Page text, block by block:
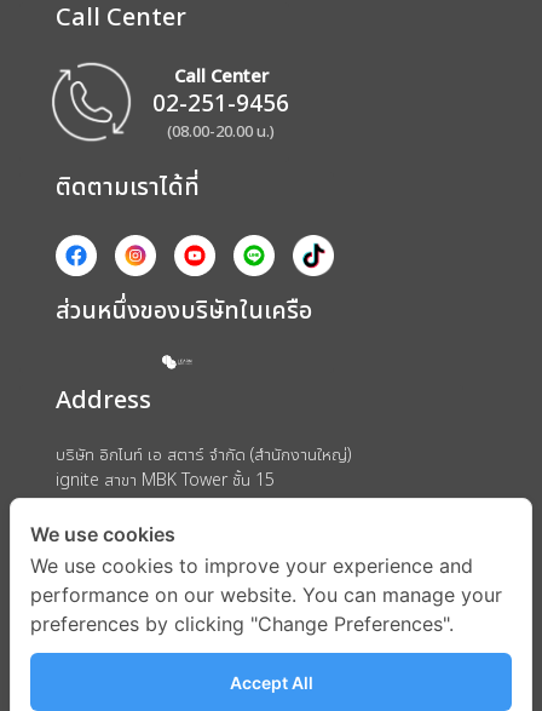
Call Center
Call Center
02-251-9456
(08.00-20.00 น.)
ติดตามเราได้ที่
ส่วนหนึ่งของบริษัทในเครือ
Address
บริษัท อิกไนท์ เอ สตาร์ จำกัด (สำนักงานใหญ่)
ignite สาขา MBK Tower ชั้น 15
ถนนพญาไท แขวงวังใหม่ เขตปทุมวัน กรุงเทพมหานคร 10330
We use cookies
We use cookies to improve your experience and
performance on our website. You can manage your
preferences by clicking "Change Preferences".
Accept All